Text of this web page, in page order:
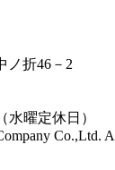
ノ折46－2
水曜定休日）
Co.,Ltd.